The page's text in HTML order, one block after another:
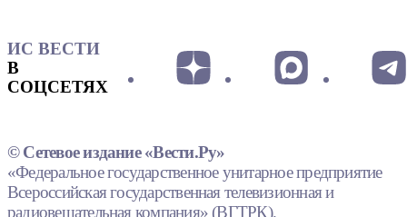
ИС ВЕСТИ
В
СОЦСЕТЯХ
© Сетевое издание «Вести.Ру»
«Федеральное государственное унитарное предприятие
Всероссийская государственная телевизионная и
радиовещательная компания» (ВГТРК).